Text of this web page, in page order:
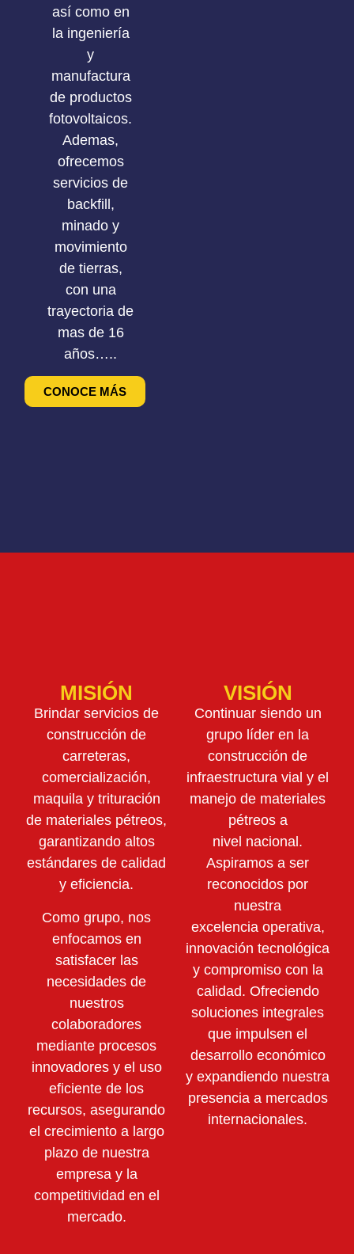
así como en
la ingeniería
y
manufactura
de productos
fotovoltaicos.
Ademas,
ofrecemos
servicios de
backfill,
minado y
movimiento
de tierras,
con una
trayectoria de
mas de 16
años…..
CONOCE MÁS
MISIÓN
Brindar servicios de
construcción de
carreteras,
comercialización,
maquila y trituración
de materiales pétreos,
garantizando altos
estándares de calidad
y eficiencia.
Como grupo, nos
enfocamos en
satisfacer las
necesidades de
nuestros
colaboradores
mediante procesos
innovadores y el uso
eficiente de los
recursos, asegurando
el crecimiento a largo
plazo de nuestra
empresa y la
competitividad en el
mercado.
VISIÓN
Continuar siendo un
grupo líder en la
construcción de
infraestructura vial y el
manejo de materiales
pétreos a
nivel nacional.
Aspiramos a ser
reconocidos por
nuestra
excelencia operativa,
innovación tecnológica
y compromiso con la
calidad. Ofreciendo
soluciones integrales
que impulsen el
desarrollo económico
y expandiendo nuestra
presencia a mercados
internacionales.